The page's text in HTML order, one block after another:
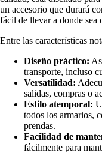
un accesorio que durará
fácil de llevar a donde sea
Entre las características
Diseño práctico:
transporte, incluso
Versatilidad:
salidas, compras o
Estilo atemporal:
todos los armarios,
prendas.
Facilidad de
fácilmente para